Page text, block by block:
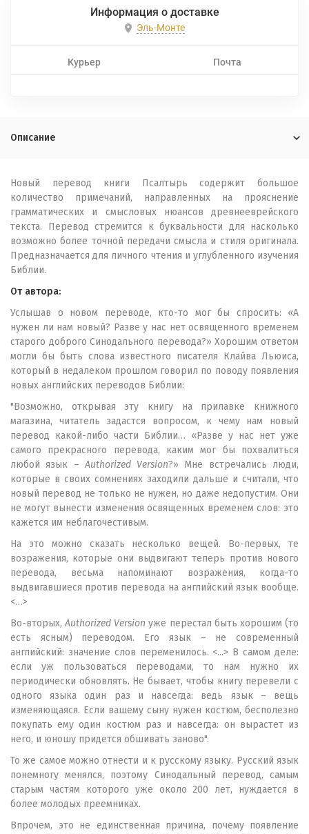
Информация о доставке
Эль-Монте
Курьер Почта
Описание
Новый перевод книги Псалтырь содержит большое
количество примечаний, направленных на прояснение
грамматических и смысловых нюансов древне­еврейского
текста. Перевод стремится к буквальности для насколько
возможно более точной передачи смысла и стиля оригинала.
Предназначается для личного чтения и углубленного изучения
Библии.
От автора:
Услышав о новом переводе, кто-то мог бы спросить: «А
нужен ли нам новый? Разве у нас нет освященного временем
старого доброго Синодального перевода?» Хорошим ответом
могли бы быть слова известного писателя Клайва Льюиса,
который в недалеком прошлом говорил по поводу появления
новых английских переводов Библии:
"Возможно, открывая эту книгу на прилавке книжного
магазина, читатель задастся вопросом, к чему нам новый
перевод какой-либо части Библии… «Разве у нас нет уже
самого прекрасного перевода, каким мог бы похвалиться
любой язык –Authorized Version?» Мне встречались люди,
которые в своих сомнениях заходили дальше и считали, что
новый перевод не только не нужен, но даже недопустим. Они
не могут вынести изменения освященных временем слов: это
кажется им неблагочестивым.
На это можно сказать несколько вещей. Во-первых, те
возражения, которые они выдвигают теперь против нового
перевода, весьма напоминают возражения, когда-то
выдвигавшиеся против перевода на английский язык вообще.
<…>
Во-вторых,Authorized Version уже перестал быть хорошим (то
есть ясным) переводом. Его язык – не современный
английский: значение слов переменилось. <...> В самом деле:
если уж пользоваться переводами, то нам нужно их
периодически обновлять. Не бывает, чтобы книгу перевели с
одного языка один раз и навсегда: ведь язык – вещь
изменяющаяся. Если вашему сыну нужен костюм, бесполезно
покупать ему один костюм раз и навсегда: он вырастет из
него, и юношу придется обшивать заново".
То же самое можно отнести и к русскому языку. Русский язык
понемногу менялся, поэтому Синодальный перевод, самым
старым частям которого уже около 200 лет, нуждается в
более молодых преемниках.
Впрочем, это не единственная причина, почему появление